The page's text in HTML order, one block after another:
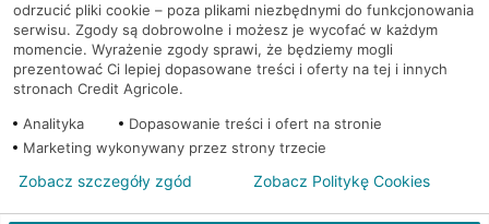
Mapa serwisu
PolitykaCookies
© 2026 Credit Agricole Bank Polska S.A. Wszelkie prawa zastrzeżone
odrzucić pliki cookie – poza plikami niezbędnymi do funkcjonowania
serwisu. Zgody są dobrowolne i możesz je wycofać w każdym
momencie. Wyrażenie zgody sprawi, że będziemy mogli
prezentować Ci lepiej dopasowane treści i oferty na tej i innych
stronach Credit Agricole.
Analityka
Dopasowanie treści i ofert na stronie
Marketing wykonywany przez strony trzecie
Zobacz szczegóły zgód Zobacz Politykę Cookies